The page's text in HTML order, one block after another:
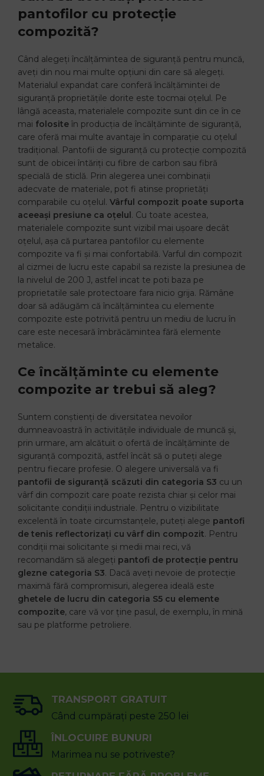
pantofilor cu protecție
compozită?
Când alegeți încălțămintea de siguranță pentru muncă,
aveți din nou mai multe opțiuni din care să alegeți.
Materialul expandat care conferă încălțămintei de
siguranță proprietățile dorite este tocmai oțelul. Pe
lângă aceasta, materialele compozite sunt din ce în ce
mai folosite în producția de încălțăminte de siguranță,
care oferă mai multe avantaje în comparație cu oțelul
tradițional. Pantofii de siguranță cu protecție compozită
sunt de obicei întăriți cu fibre de carbon sau fibră
specială de sticlă. Prin alegerea unei combinații
adecvate de materiale, pot fi atinse proprietăți
comparabile cu oțelul. Vârful compozit poate suporta
aceeași presiune ca oțelul. Cu toate acestea,
materialele compozite sunt vizibil mai ușoare decât
oțelul, așa că purtarea pantofilor cu elemente
compozite va fi și mai confortabilă. Varful din compozit
al cizmei de lucru este capabil sa reziste la presiunea de
la nivelul de 200 J, astfel incat te poti baza pe
proprietatile sale protectoare fara nicio grija. Rămâne
doar să adăugăm că încălțămintea cu elemente
compozite este potrivită pentru un mediu de lucru în
care este necesară îmbrăcămintea fără elemente
metalice.
Ce încălțăminte cu elemente
compozite ar trebui să aleg?
Suntem conștienți de diversitatea nevoilor
dumneavoastră în activitățile individuale de muncă și,
prin urmare, am alcătuit o ofertă de încălțăminte de
siguranță compozită, astfel încât să o puteți alege
pentru fiecare profesie. O alegere universală va fi
pantofii de siguranță scăzuti din categoria S3 cu un
vârf din compozit care poate rezista chiar și celor mai
solicitante condiții industriale. Pentru o vizibilitate
excelentă în toate circumstanțele, puteți alege pantofi
de tenis reflectorizați cu vârf din compozit. Pentru
condiții mai solicitante și medii mai reci, vă
recomandăm să alegeți pantofi de protecție pentru
glezne categoria S3. Dacă aveți nevoie de protecție
maximă fără compromisuri, alegerea ideală este
ghetele de lucru din categoria S5 cu elemente
compozite, care vă vor ține pasul, de exemplu, în mină
sau pe platforme petroliere.
TRANSPORT GRATUIT
Când cumpărați peste 250 lei
ÎNLOCUIRE BUNURI
Marimea nu se potriveste?